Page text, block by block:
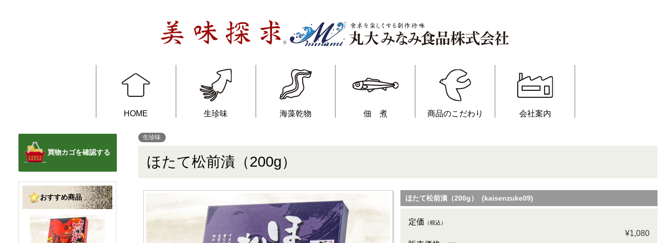
HOME 生珍味 海藻乾物 佃 煮 商品のこだわり 会社案内
生珍味
ほたて松前漬（200g）
ほたて松前漬（200g） (kaisenzuke09)
定価 （税込）
¥1,080
届けします。
買物カゴを確認する
おすすめ商品